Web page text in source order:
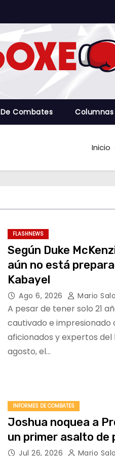
Combates Columnas
Inicio
FLASHNEWS
Según Duke
aún no está
Kabayel
Ago 6, 2026 Mario
A pesar de tener solo 21
cautivado e impresionado
aficionados y expertos del
agosto, el…
INFORMES DE COMBATES
Joshua noquea a
un primer asalto de
Jul 26, 2026 Mario